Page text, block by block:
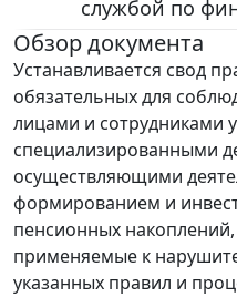
службой по
Обзор документа
Устанавливается свод
обязательных для
лицами и сотрудниками
специализированными
осуществляющими
формированием и
пенсионных
применяемые к
указанных правил и